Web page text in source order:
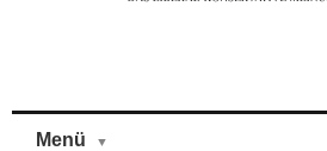
Menü